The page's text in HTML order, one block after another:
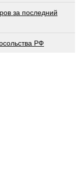
за последний
РФ